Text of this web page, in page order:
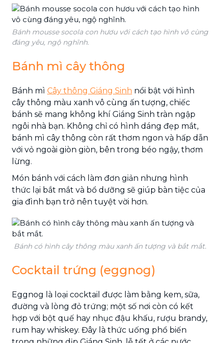
Bánh mousse socola con hươu với cách tạo hình vô cùng
đáng yêu, ngộ nghĩnh.
Bánh mì cây thông
Bánh mì Cây thông Giáng Sinh nổi bật với hình
cây thông màu xanh vô cùng ấn tượng, chiếc
bánh sẽ mang không khí Giáng Sinh tràn ngập
ngôi nhà bạn. Không chỉ có hình dáng đẹp mắt,
bánh mì cây thông còn rất thơm ngon và hấp dẫn
với vỏ ngoài giòn giòn, bên trong béo ngậy, thơm
lừng.
Món bánh với cách làm đơn giản nhưng hình
thức lại bắt mắt và bổ dưỡng sẽ giúp bàn tiệc của
gia đình bạn trở nên tuyệt vời hơn.
Bánh có hình cây thông màu xanh ấn tượng và bắt mắt.
Cocktail trứng (eggnog)
Eggnog là loại cocktail được làm bằng kem, sữa,
đường và lòng đỏ trứng; một số nơi còn có kết
hợp với bột quế hay nhục đậu khấu, rượu brandy,
rum hay whiskey. Đây là thức uống phổ biến